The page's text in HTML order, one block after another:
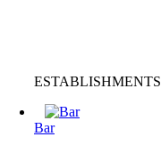
ESTABLISHMENTS
Bar